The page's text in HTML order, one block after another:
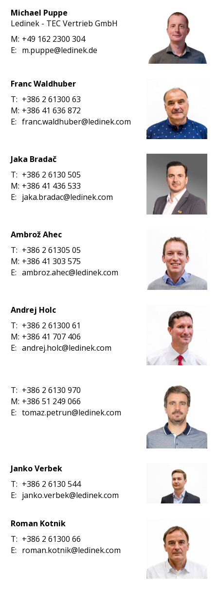
Michael Puppe
Ledinek - TEC Vertrieb GmbH
M: +49 162 2300 304
E: m.puppe@ledinek.de
Franc Waldhuber
T: +386 2 61300 63
M: +386 41 636 872
E: franc.waldhuber@ledinek.com
Jaka Bradač
T: +386 2 6130 505
M: +386 41 436 533
E: jaka.bradac@ledinek.com
Ambrož Ahec
T: +386 2 61305 05
M: +386 41 303 575
E: ambroz.ahec@ledinek.com
Andrej Holc
T: +386 2 61300 61
M: +386 41 707 406
E: andrej.holc@ledinek.com
T: +386 2 6130 970
M: +386 51 249 066
E: tomaz.petrun@ledinek.com
Janko Verbek
T: +386 2 6130 544
E: janko.verbek@ledinek.com
Roman Kotnik
T: +386 2 61300 66
E: roman.kotnik@ledinek.com